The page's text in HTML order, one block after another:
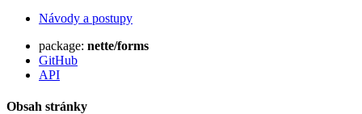
Návody a postupy
package: nette/forms
GitHub
API
Obsah stránky